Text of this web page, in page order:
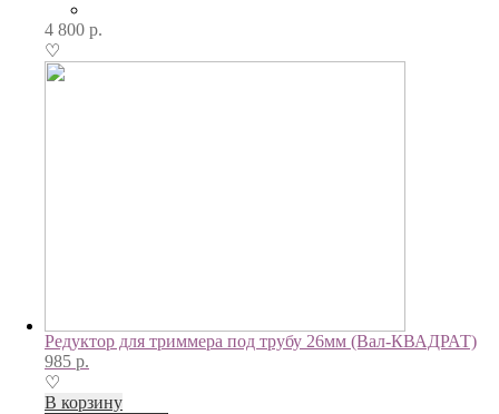
4 800 р.
♡
Редуктор для триммера под трубу 26мм (Вал-КВАДРАТ)
985 р.
♡
В корзину